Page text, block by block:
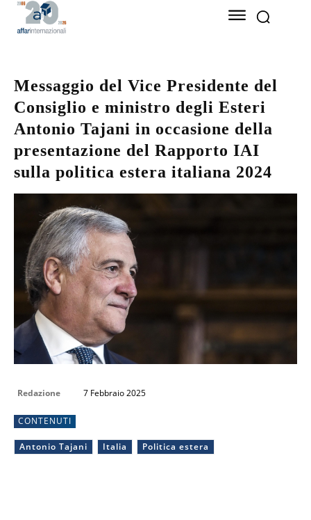
Messaggio del Vice Presidente del
Consiglio e ministro degli Esteri
Antonio Tajani in occasione della
presentazione del Rapporto IAI
sulla politica estera italiana 2024
Redazione 7 Febbraio 2025
CONTENUTI
Antonio Tajani Italia Politica estera